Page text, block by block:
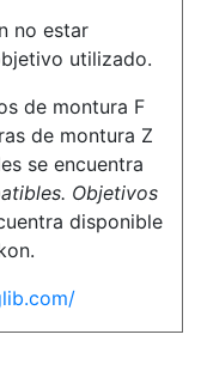
no estar
utilizado.
de montura F
de montura Z
se encuentra
Objetivos
disponible